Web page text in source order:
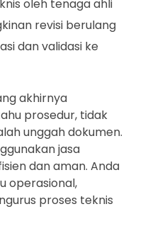
oleh tenaga ahli
revisi berulang
dan validasi ke
akhirnya
prosedur, tidak
unggah dokumen.
jasa
dan aman. Anda
operasional,
proses teknis